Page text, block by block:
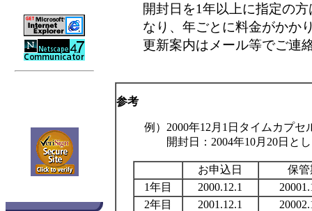
開封日を1年以上に指定の
なり、年ごとに料金がかか
更新案内はメール等でご連
参考
例）2000年12月1日タイムカプセ
開封日：2004年10月20日とし
お申込日
保管
1年目
2000.12.1
2年目
2001.12.1